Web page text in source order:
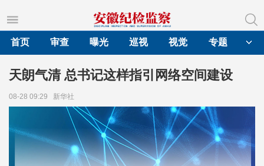
首页
审查 曝光 巡视 视觉 专题
天朗气清 总书记这样指引网络空间建设
08-28 09:29 新华社